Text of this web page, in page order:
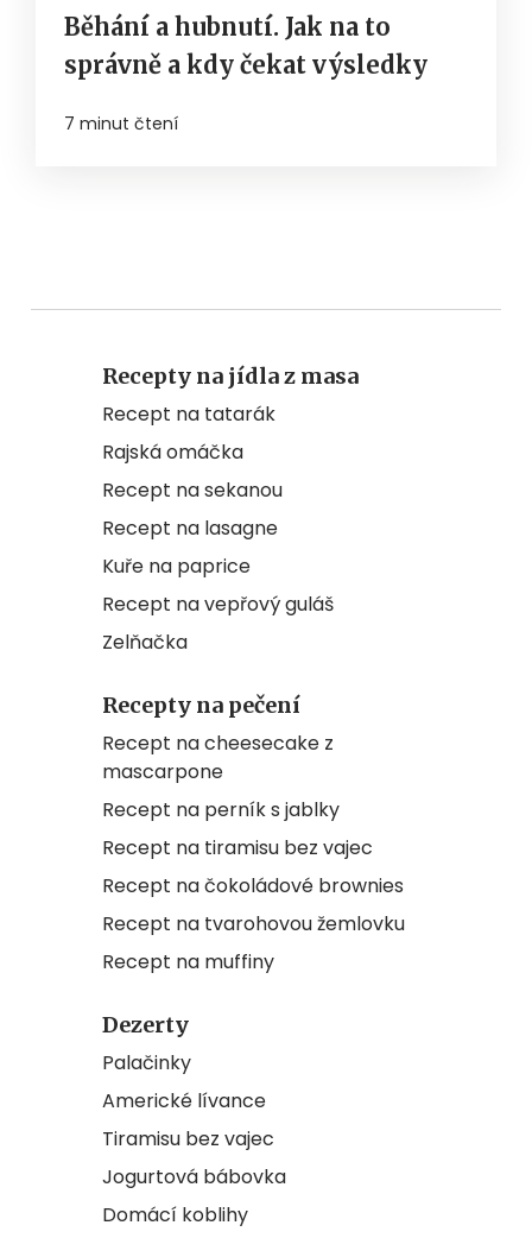
Běhání a hubnutí. Jak na to
správně a kdy čekat výsledky
7 minut čtení
Recepty na jídla z masa
Recept na tatarák
Rajská omáčka
Recept na sekanou
Recept na lasagne
Kuře na paprice
Recept na vepřový guláš
Zelňačka
Recepty na pečení
Recept na cheesecake z
mascarpone
Recept na perník s jablky
Recept na tiramisu bez vajec
Recept na čokoládové brownies
Recept na tvarohovou žemlovku
Recept na muffiny
Dezerty
Palačinky
Americké lívance
Tiramisu bez vajec
Jogurtová bábovka
Domácí koblihy